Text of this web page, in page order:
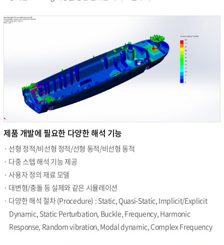
제품 개발에 필요한 다양한 해석 기능
· 선형 정적/비선형 정적/선형 동적/비선형 동적
· 다중 스텝 해석 기능 제공
· 사용자 정의 재료 모델
· 대변형/충돌 등 실제와 같은 시뮬레이션
· 다양한 해석 절차 (Procedure) : Static, Quasi-Static, Implicit/Explicit
Dynamic, Static Perturbation, Buckle, Frequency, Harmonic
Response, Random vibration, Modal dynamic, Complex Frequency